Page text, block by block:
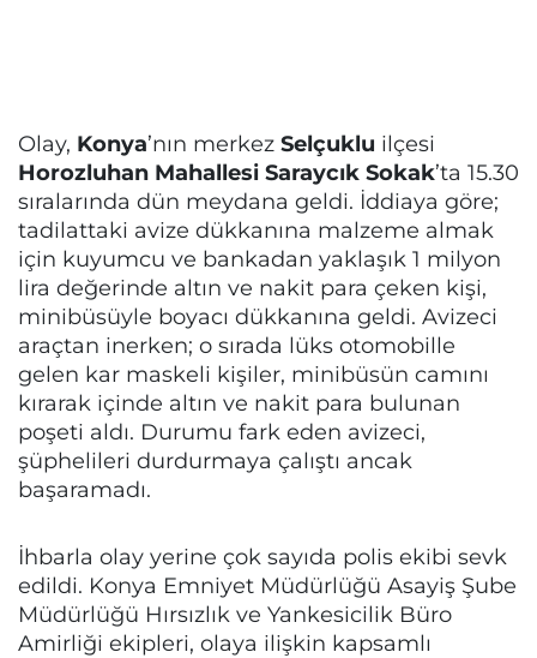
Olay, Konya’nın merkez Selçuklu ilçesi
Horozluhan Mahallesi Saraycık Sokak’ta 15.30
sıralarında dün meydana geldi. İddiaya göre;
tadilattaki avize dükkanına malzeme almak
için kuyumcu ve bankadan yaklaşık 1 milyon
lira değerinde altın ve nakit para çeken kişi,
minibüsüyle boyacı dükkanına geldi. Avizeci
araçtan inerken; o sırada lüks otomobille
gelen kar maskeli kişiler, minibüsün camını
kırarak içinde altın ve nakit para bulunan
poşeti aldı. Durumu fark eden avizeci,
şüphelileri durdurmaya çalıştı ancak
başaramadı.
İhbarla olay yerine çok sayıda polis ekibi sevk
edildi. Konya Emniyet Müdürlüğü Asayiş Şube
Müdürlüğü Hırsızlık ve Yankesicilik Büro
Amirliği ekipleri, olaya ilişkin kapsamlı